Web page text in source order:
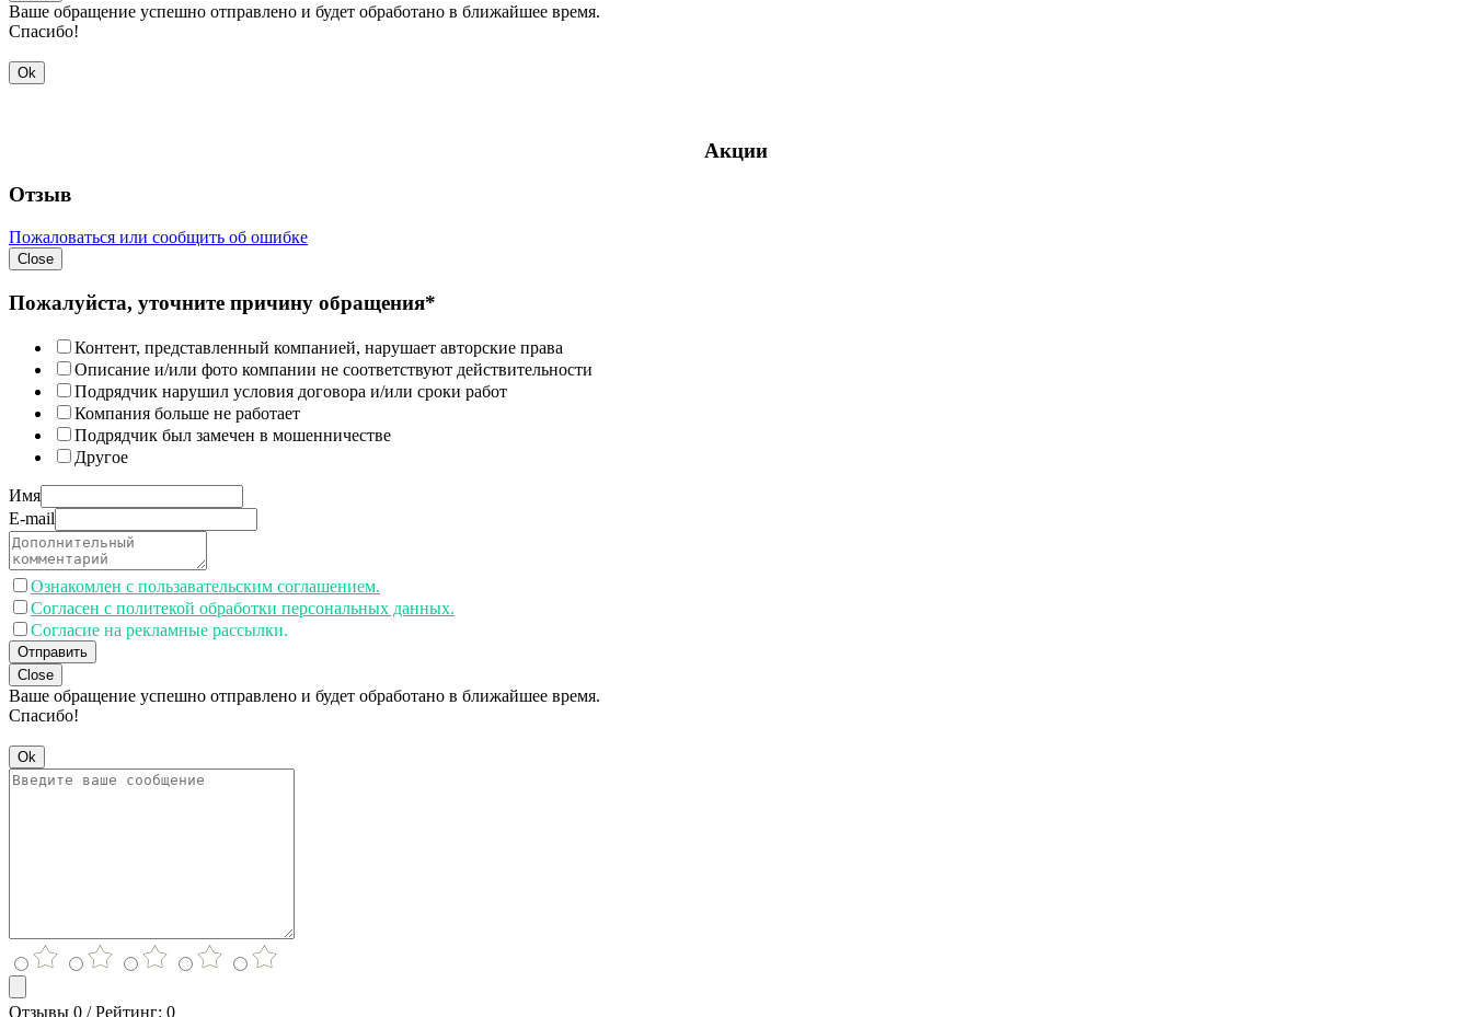
Ваше обращение успешно отправлено и будет обработано в ближайшее время.
Спасибо!
Ok
Акции
Отзыв
Пожаловаться или сообщить об ошибке
Close
Пожалуйста, уточните причину обращения*
Контент, представленный компанией, нарушает авторские права
Описание и/или фото компании не соответствуют действительности
Подрядчик нарушил условия договора и/или сроки работ
Компания больше не работает
Подрядчик был замечен в мошенничестве
Другое
Имя
E-mail
Ознакомлен с пользавательским соглашением.
Согласен с политекой обработки персональных данных.
Согласие на рекламные рассылки.
Отправить
Close
Ваше обращение успешно отправлено и будет обработано в ближайшее время.
Спасибо!
Ok
Отзывы 0 / Рейтинг: 0